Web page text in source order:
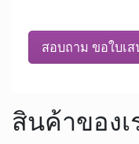
สอบถาม ขอใบเ
สินค้าของเ